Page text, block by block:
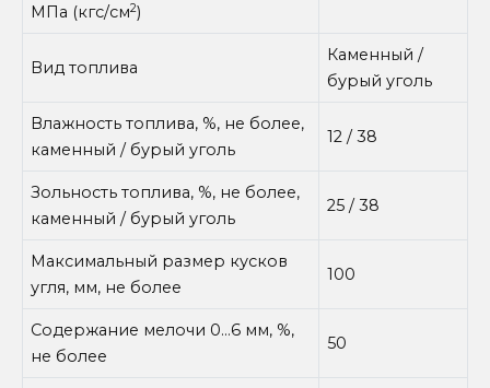
МПа (кгс/см2)
Вид топлива
Каменный /
бурый уголь
Влажность топлива, %, не более,
каменный / бурый уголь
12 / 38
Зольность топлива, %, не более,
каменный / бурый уголь
25 / 38
Максимальный размер кусков
угля, мм, не более
100
Содержание мелочи 0…6 мм, %,
не более
50